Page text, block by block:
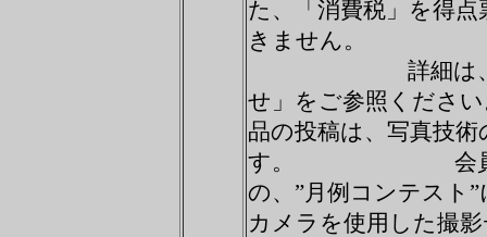
た、「消費税」
きません。
詳細は、本誌「
せ」をご参照く
品の投稿は、写真技
す。 会員のさま
の、”月例コン
カメラを使用した撮